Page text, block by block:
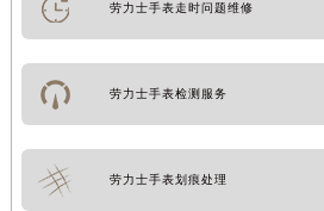
劳力士手表走时问题维修
劳力士手表检测服务
劳力士手表划痕处理